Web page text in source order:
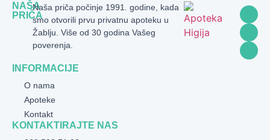
NAŠA
PRIČA
Naša priča počinje 1991. godine, kada
smo otvorili prvu privatnu apoteku u
Žablju. Više od 30 godina Vašeg
poverenja.
INFORMACIJE
O nama
Apoteke
Kontakt
KONTAKTIRAJTE NAS